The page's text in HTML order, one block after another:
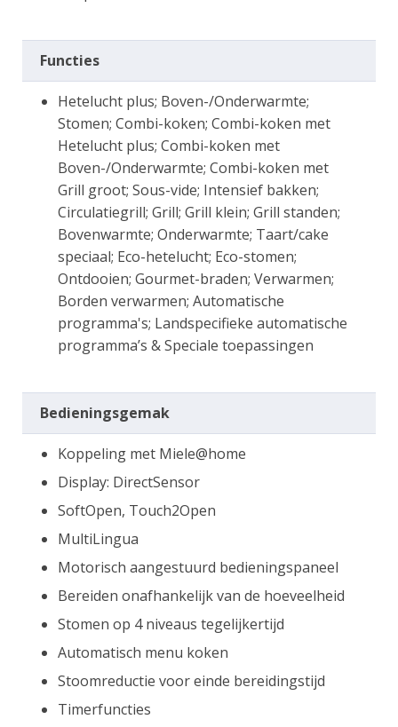
Functies
Hetelucht plus; Boven-/Onderwarmte;
Stomen; Combi-koken; Combi-koken met
Hetelucht plus; Combi-koken met
Boven-/Onderwarmte; Combi-koken met
Grill groot; Sous-vide; Intensief bakken;
Circulatiegrill; Grill; Grill klein; Grill standen;
Bovenwarmte; Onderwarmte; Taart/cake
speciaal; Eco-hetelucht; Eco-stomen;
Ontdooien; Gourmet-braden; Verwarmen;
Borden verwarmen; Automatische
programma's; Landspecifieke automatische
programma’s & Speciale toepassingen
Bedieningsgemak
Koppeling met Miele@home
Display: DirectSensor
SoftOpen, Touch2Open
MultiLingua
Motorisch aangestuurd bedieningspaneel
Bereiden onafhankelijk van de hoeveelheid
Stomen op 4 niveaus tegelijkertijd
Automatisch menu koken
Stoomreductie voor einde bereidingstijd
Timerfuncties